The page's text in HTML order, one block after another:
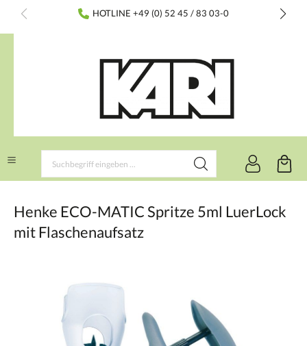
springen HOTLINE +49 (0) 52 45 / 83 03-0
Henke ECO-MATIC Spritze 5ml LuerLock
mit Flaschenaufsatz